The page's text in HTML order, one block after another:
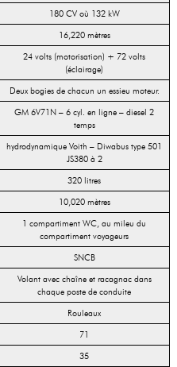
180 CV où 132 kW
16,220 mètres
24 volts (motorisation) + 72 volts
(éclairage)
Deux bogies de chacun un essieu moteur.
GM 6V71N – 6 cyl. en ligne – diesel 2
temps
hydrodynamique Voith – Diwabus type 501
JS380 à 2
320 litres
10,020 mètres
1 compartiment WC, au mileu du
compartiment voyageurs
SNCB
Volant avec chaîne et racagnac dans
chaque poste de conduite
Rouleaux
71
35